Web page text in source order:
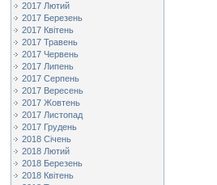
2017 Лютий
2017 Березень
2017 Квітень
2017 Травень
2017 Червень
2017 Липень
2017 Серпень
2017 Вересень
2017 Жовтень
2017 Листопад
2017 Грудень
2018 Січень
2018 Лютий
2018 Березень
2018 Квітень